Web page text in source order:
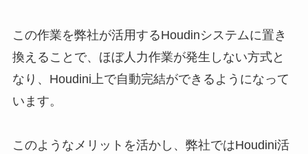
この作業を弊社が活用するHoudinシステムに置き
換えることで、ほぼ人力作業が発生しない方式と
なり、Houdini上で自動完結ができるようになって
います。
このようなメリットを活かし、弊社ではHoudini活